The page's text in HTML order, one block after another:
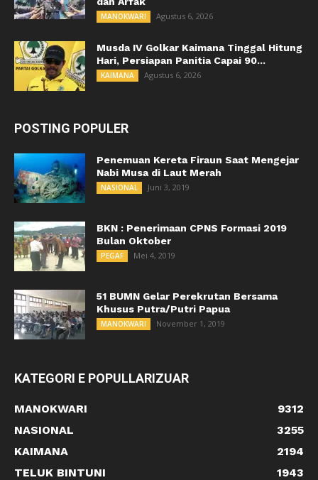
MANOKWARI Agustus 6, 2026
Musda IV Golkar Kaimana Tinggal Hitung
Hari, Persiapan Panitia Capai 90...
KAIMANA Agustus 6, 2026
POSTING POPULER
Penemuan Kereta Firaun Saat Mengejar
Nabi Musa di Laut Merah
NASIONAL Juni 3, 2019
BKN : Penerimaan CPNS Formasi 2019
Bulan Oktober
PEGAF Mei 4, 2019
51 BUMN Gelar Perekrutan Bersama
Khusus Putra/Putri Papua
MANOKWARI November 1, 2019
KATEGORI E POPULLARIZUAR
MANOKWARI
9312
NASIONAL
3255
KAIMANA
2194
TELUK BINTUNI
1943